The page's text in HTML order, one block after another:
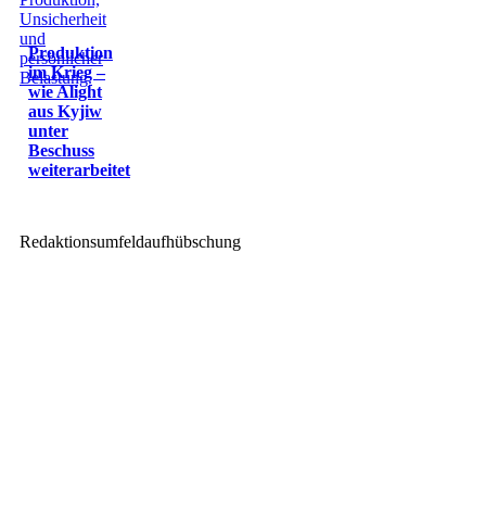
Produktion
im Krieg –
wie Alight
aus Kyjiw
unter
Beschuss
weiterarbeitet
Redaktionsumfeldaufhübschung